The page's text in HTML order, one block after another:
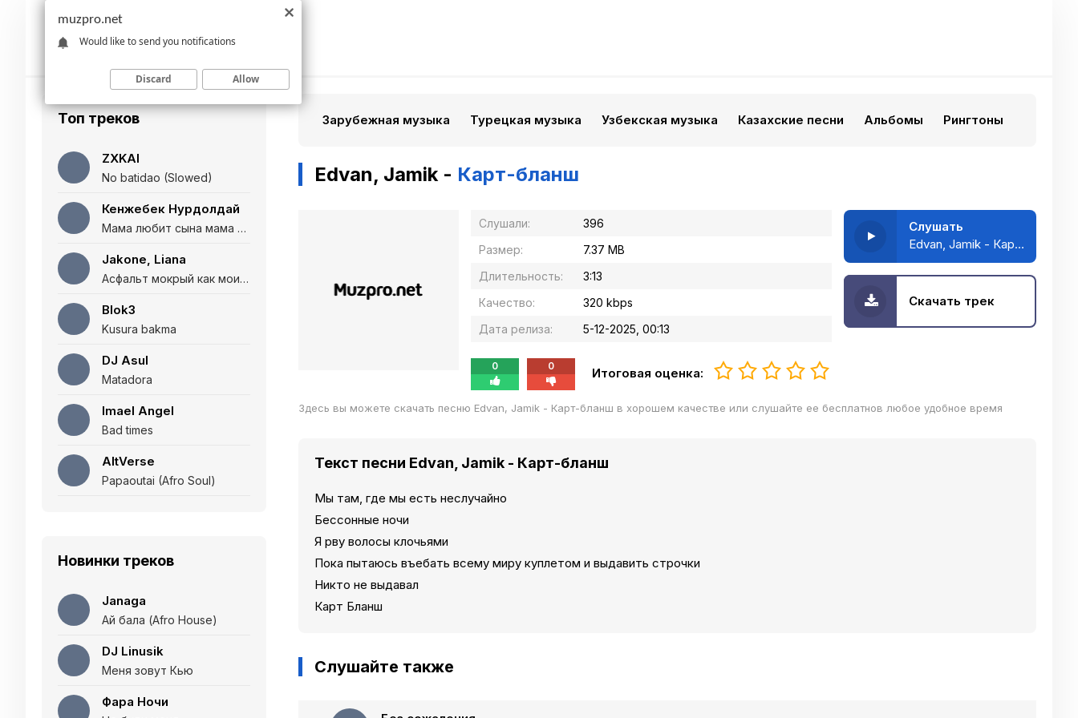
Топ треков
ZXKAI
No batidao (Slowed)
Кенжебек Нурдолдай
Мама любит сына мама любит дочь (Полная версия)
Jakone, Liana
Асфальт мокрый как мои глаза и я нарезаю
Blok3
Kusura bakma
DJ Asul
Matadora
Imael Angel
Bad times
AltVerse
Papaoutai (Afro Soul)
Новинки треков
Janaga
Ай бала (Afro House)
DJ Linusik
Меня зовут Кью
Фара Ночи
Зарубежная музыка Турецкая музыка Узбекская музыка Казахские песни Альбомы Рингтоны
Edvan, Jamik - Карт-бланш
Слушали:
396
Размер:
7.37 MB
Длительность:
3:13
Качество:
320 kbps
Дата релиза:
5-12-2025, 00:13
0 0 Итоговая оценка:
Слушать
Edvan, Jamik - Карт-бланш
Скачать трек
Здесь вы можете скачать песню Edvan, Jamik - Карт-бланш в хорошем качестве или слушайте ее бесплатнов любое удобное время
Текст песни Edvan, Jamik - Карт-бланш
Мы там, где мы есть неслучайно
Бессонные ночи
Я рву волосы клочьями
Пока пытаюсь въебать всему миру куплетом и выдавить строчки
Никто не выдавал
Карт Бланш
Слушайте также
muzpro.net
Would like to send you notifications
Discard Allow